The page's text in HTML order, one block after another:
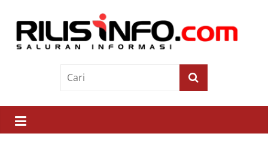
contentRilis
Saluran
Informasi